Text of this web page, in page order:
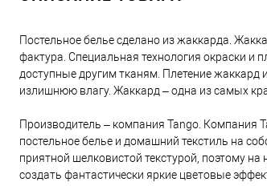
Постельное белье сделано из жаккарда.
фактура. Специальная технология окраски и
доступные другим тканям. Плетение
излишнюю влагу. Жаккард – одна из самых
Производитель – компания Tango. Компания
постельное белье и домашний текстиль на
приятной шелковистой текстурой, поэтому
создать фантастически яркие цветовые